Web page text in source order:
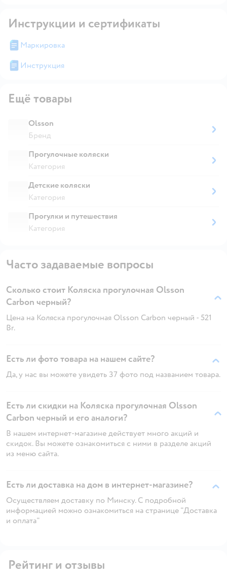
Инструкции и сертификаты
Маркировка
Инструкция
Ещё товары
Olsson
Бренд
Прогулочные коляски
Категория
Детские коляски
Категория
Прогулки и путешествия
Категория
Часто задаваемые вопросы
Сколько стоит Коляска прогулочная Olsson
Carbon черный?
Цена на Коляска прогулочная Olsson Carbon черный - 521
Br.
Есть ли фото товара на нашем сайте?
Да, у нас вы можете увидеть 37 фото под названием товара.
Есть ли скидки на Коляска прогулочная Olsson
Carbon черный и его аналоги?
В нашем интернет-магазине действует много акций и
скидок. Вы можете ознакомиться с ними в разделе акций
из меню сайта.
Есть ли доставка на дом в интернет-магазине?
Осуществляем доставку по Минску. С подробной
информацией можно ознакомиться на странице "Доставка
и оплата"
Рейтинг и отзывы